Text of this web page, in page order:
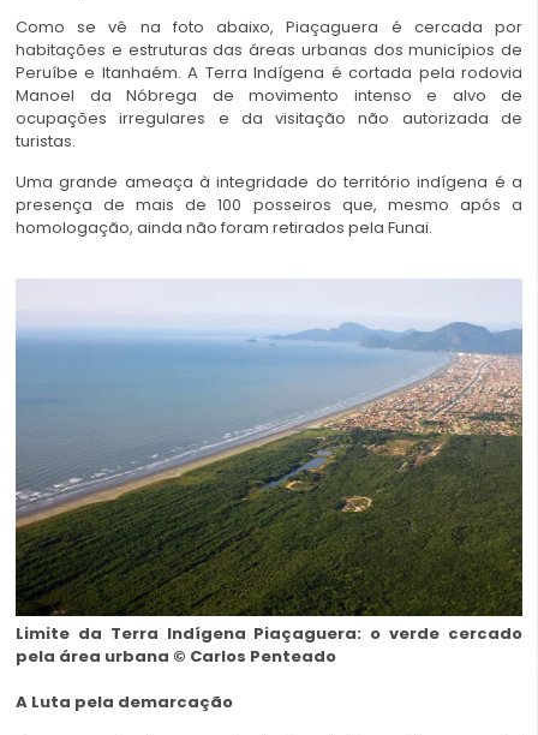
Como se vê na foto abaixo, Piaçaguera é cercada por
habitações e estruturas das áreas urbanas dos municípios de
Peruíbe e Itanhaém. A Terra Indígena é cortada pela rodovia
Manoel da Nóbrega de movimento intenso e alvo de
ocupações irregulares e da visitação não autorizada de
turistas.
Uma grande ameaça à integridade do território indígena é a
presença de mais de 100 posseiros que, mesmo após a
homologação, ainda não foram retirados pela Funai.
Limite da Terra Indígena Piaçaguera: o verde cercado
pela área urbana © Carlos Penteado
A Luta pela demarcação